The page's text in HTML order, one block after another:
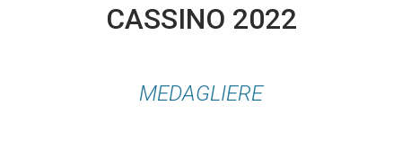
CASSINO 2022
MEDAGLIERE